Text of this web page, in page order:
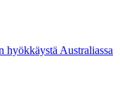
hyökkäystä Australiassa